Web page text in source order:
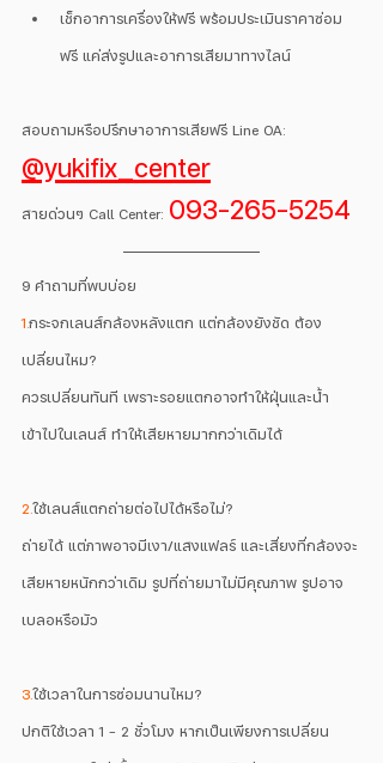
เช็กอาการเครื่องให้ฟรี พร้อมประเมินราคาซ่อม
ฟรี แค่ส่งรูปและอาการเสียมาทางไลน์
สอบถามหรือปรึกษาอาการเสียฟรี Line OA:
@yukifix_center
สายด่วนๆ Call Center: 093-265-5254
9 คำถามที่พบบ่อย
1.กระจกเลนส์กล้องหลังแตก แต่กล้องยังชัด ต้อง
เปลี่ยนไหม?
ควรเปลี่ยนทันที เพราะรอยแตกอาจทำให้ฝุ่นและน้ำ
เข้าไปในเลนส์ ทำให้เสียหายมากกว่าเดิมได้
2.ใช้เลนส์แตกถ่ายต่อไปได้หรือไม่?
ถ่ายได้ แต่ภาพอาจมีเงา/แสงแฟลร์ และเสี่ยงที่กล้องจะ
เสียหายหนักกว่าเดิม รูปที่ถ่ายมาไม่มีคุณภาพ รูปอาจ
เบลอหรือมัว
3.ใช้เวลาในการซ่อมนานไหม?
ปกติใช้เวลา 1 – 2 ชั่วโมง หากเป็นเพียงการเปลี่ยน